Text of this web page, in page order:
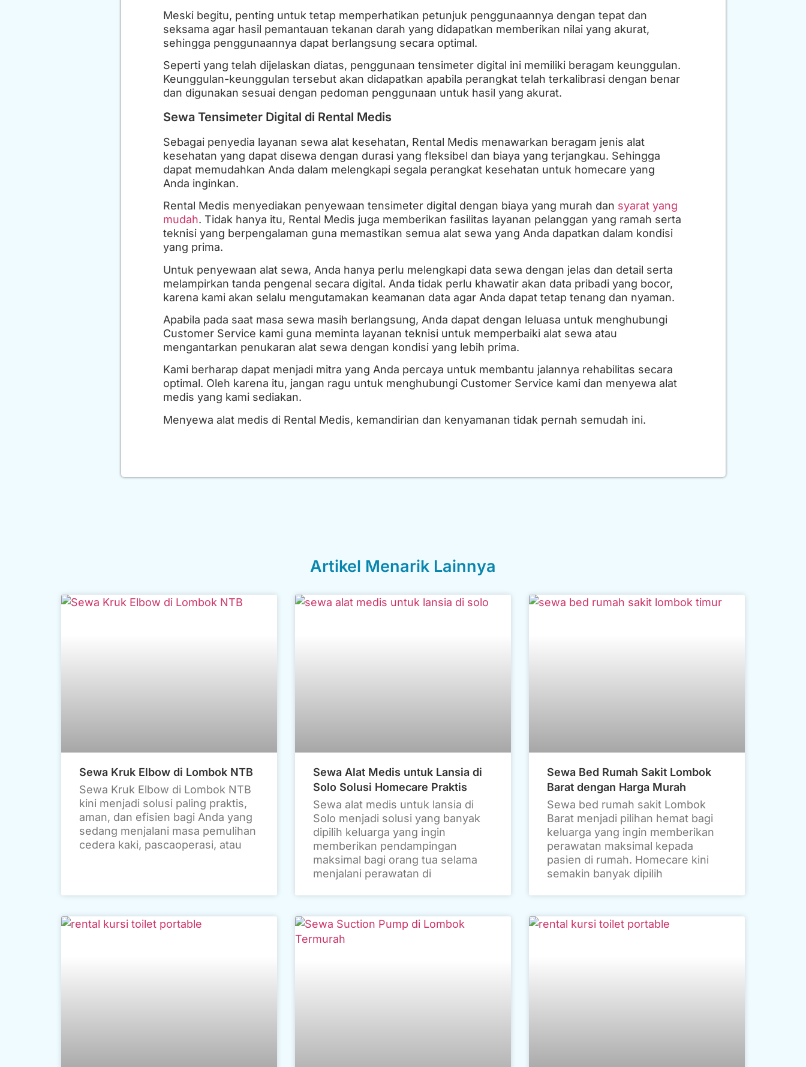
Meski begitu, penting untuk tetap memperhatikan petunjuk penggunaannya dengan tepat dan
seksama agar hasil pemantauan tekanan darah yang didapatkan memberikan nilai yang akurat,
sehingga penggunaannya dapat berlangsung secara optimal.
Seperti yang telah dijelaskan diatas, penggunaan tensimeter digital ini memiliki beragam keunggulan.
Keunggulan-keunggulan tersebut akan didapatkan apabila perangkat telah terkalibrasi dengan benar
dan digunakan sesuai dengan pedoman penggunaan untuk hasil yang akurat.
Sewa Tensimeter Digital di Rental Medis
Sebagai penyedia layanan sewa alat kesehatan, Rental Medis menawarkan beragam jenis alat
kesehatan yang dapat disewa dengan durasi yang fleksibel dan biaya yang terjangkau. Sehingga
dapat memudahkan Anda dalam melengkapi segala perangkat kesehatan untuk homecare yang
Anda inginkan.
Rental Medis menyediakan penyewaan tensimeter digital dengan biaya yang murah dan syarat yang
mudah. Tidak hanya itu, Rental Medis juga memberikan fasilitas layanan pelanggan yang ramah serta
teknisi yang berpengalaman guna memastikan semua alat sewa yang Anda dapatkan dalam kondisi
yang prima.
Untuk penyewaan alat sewa, Anda hanya perlu melengkapi data sewa dengan jelas dan detail serta
melampirkan tanda pengenal secara digital. Anda tidak perlu khawatir akan data pribadi yang bocor,
karena kami akan selalu mengutamakan keamanan data agar Anda dapat tetap tenang dan nyaman.
Apabila pada saat masa sewa masih berlangsung, Anda dapat dengan leluasa untuk menghubungi
Customer Service kami guna meminta layanan teknisi untuk memperbaiki alat sewa atau
mengantarkan penukaran alat sewa dengan kondisi yang lebih prima.
Kami berharap dapat menjadi mitra yang Anda percaya untuk membantu jalannya rehabilitas secara
optimal. Oleh karena itu, jangan ragu untuk menghubungi Customer Service kami dan menyewa alat
medis yang kami sediakan.
Menyewa alat medis di Rental Medis, kemandirian dan kenyamanan tidak pernah semudah ini.
Artikel Menarik Lainnya
Sewa Kruk Elbow di Lombok NTB
Sewa Kruk Elbow di Lombok NTB
kini menjadi solusi paling praktis,
aman, dan efisien bagi Anda yang
sedang menjalani masa pemulihan
cedera kaki, pascaoperasi, atau
Sewa Alat Medis untuk Lansia di
Solo Solusi Homecare Praktis
Sewa alat medis untuk lansia di
Solo menjadi solusi yang banyak
dipilih keluarga yang ingin
memberikan pendampingan
maksimal bagi orang tua selama
menjalani perawatan di
Sewa Bed Rumah Sakit Lombok
Barat dengan Harga Murah
Sewa bed rumah sakit Lombok
Barat menjadi pilihan hemat bagi
keluarga yang ingin memberikan
perawatan maksimal kepada
pasien di rumah. Homecare kini
semakin banyak dipilih